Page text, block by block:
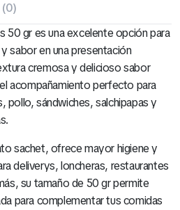
50 gr es una excelente opción para
sabor en una presentación
cremosa y delicioso sabor
acompañamiento perfecto para
pollo, sándwiches, salchipapas y
sachet, ofrece mayor higiene y
deliverys, loncheras, restaurantes
su tamaño de 50 gr permite
para complementar tus comidas